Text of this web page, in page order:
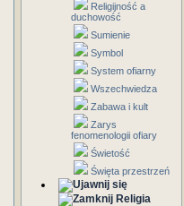
Religijność a
duchowość
Sumienie
Symbol
System ofiarny
Wszechwiedza
Zabawa i kult
Zarys
fenomenologii ofiary
Świetość
Święta przestrzeń
Religia